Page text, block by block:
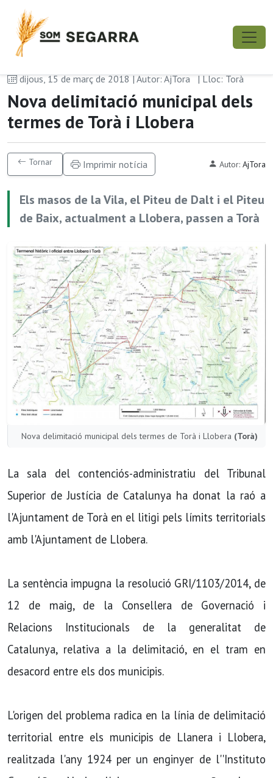
dijous, 15 de març de 2018 | Autor: AjTora | Lloc: Torà
Nova delimitació municipal dels
termes de Torà i Llobera
Tornar Imprimir notícia Autor: AjTora
Els masos de la Vila, el Piteu de Dalt i el Piteu
de Baix, actualment a Llobera, passen a Torà
Nova delimitació municipal dels termes de Torà i Llobera (Torà)
La sala del contenciós-administratiu del Tribunal
Superior de Justícia de Catalunya ha donat la raó a
l'Ajuntament de Torà en el litigi pels límits territorials
amb l'Ajuntament de Llobera.
La sentència impugna la resolució GRI/1103/2014, de
12 de maig, de la Consellera de Governació i
Relacions Institucionals de la generalitat de
Catalunya, relativa a la delimitació, en el tram en
desacord entre els dos municipis.
L'origen del problema radica en la línia de delimitació
territorial entre els municipis de Llanera i Llobera,
realitzada l'any 1924 per un enginyer de l''Instituto